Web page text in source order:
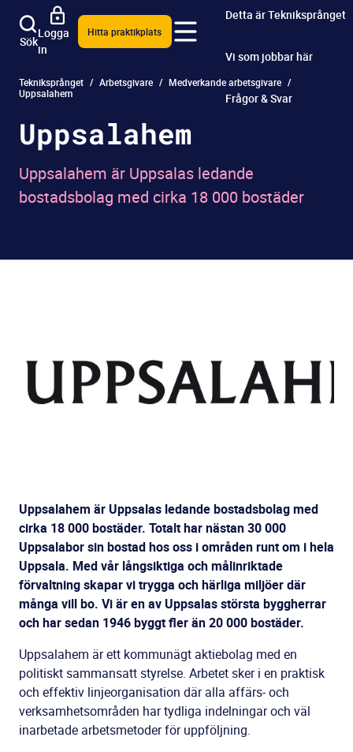
Sök
Logga
in
Hitta praktikplats
Detta är Tekniksprånget
Vi som jobbar här
Frågor & Svar
Tekniksprånget Arbetsgivare
Medverkande arbetsgivare
Uppsalahem
Uppsalahem
Uppsalahem är Uppsalas ledande
bostadsbolag med cirka 18 000 bostäder
Uppsalahem är Uppsalas ledande bostadsbolag med
cirka 18 000 bostäder. Totalt har nästan 30 000
Uppsalabor sin bostad hos oss i områden runt om i hela
Uppsala. Med vår långsiktiga och målinriktade
förvaltning skapar vi trygga och härliga miljöer där
många vill bo. Vi är en av Uppsalas största byggherrar
och har sedan 1946 byggt fler än 20 000 bostäder.
Uppsalahem är ett kommunägt aktiebolag med en
politiskt sammansatt styrelse. Arbetet sker i en praktisk
och effektiv linjeorganisation där alla affärs- och
verksamhetsområden har tydliga indelningar och väl
inarbetade arbetsmetoder för uppföljning.